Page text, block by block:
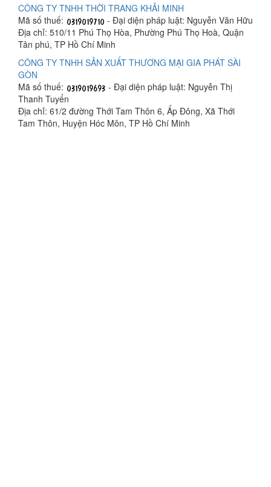
CÔNG TY TNHH THỜI TRANG KHẢI MINH
Mã số thuế:
- Đại diện pháp luật: Nguyễn Văn Hữu
Địa chỉ: 510/11 Phú Thọ Hòa, Phường Phú Thọ Hoà, Quận
Tân phú, TP Hồ Chí Minh
CÔNG TY TNHH SẢN XUẤT THƯƠNG MẠI GIA PHÁT SÀI
GÒN
Mã số thuế:
- Đại diện pháp luật: Nguyễn Thị
Thanh Tuyển
Địa chỉ: 61/2 đường Thới Tam Thôn 6, Ấp Đông, Xã Thới
Tam Thôn, Huyện Hóc Môn, TP Hồ Chí Minh